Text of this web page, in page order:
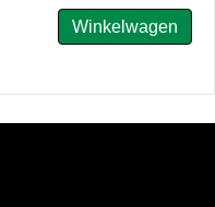
Winkelwagen